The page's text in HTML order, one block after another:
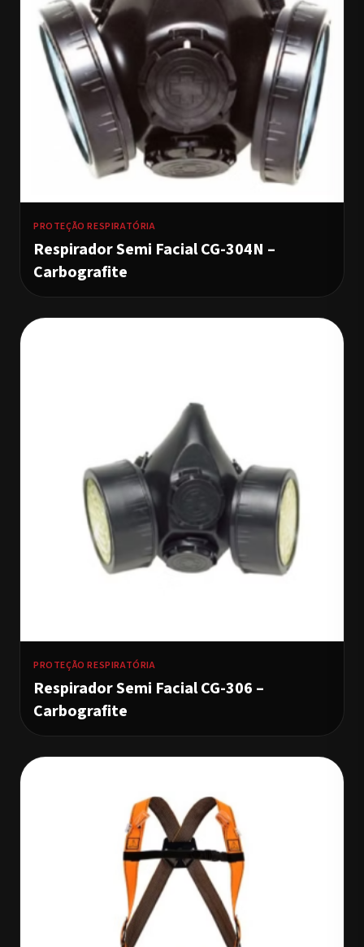
PROTEÇÃO RESPIRATÓRIA
Respirador Semi Facial CG-304N –
Carbografite
PROTEÇÃO RESPIRATÓRIA
Respirador Semi Facial CG-306 –
Carbografite